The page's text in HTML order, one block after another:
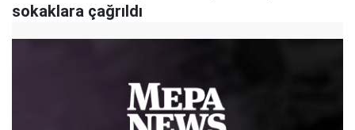
sokaklara çağrıldı